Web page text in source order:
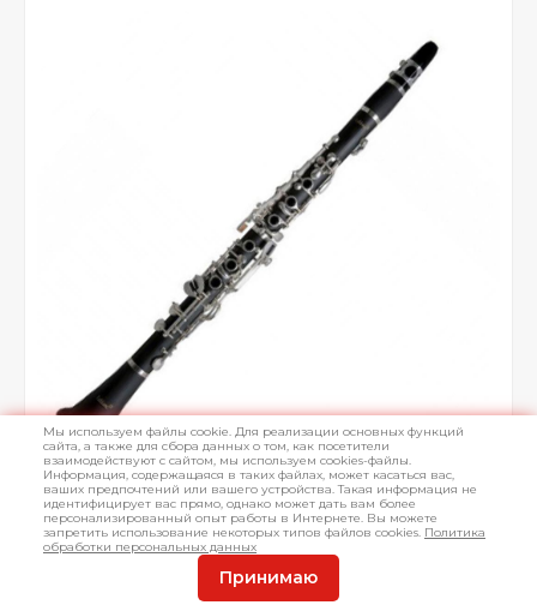
Мы используем файлы cookie. Для реализации основных функций
сайта, а также для сбора данных о том, как посетители
взаимодействуют с сайтом, мы используем cookies-файлы.
Информация, содержащаяся в таких файлах, может касаться вас,
ваших предпочтений или вашего устройства. Такая информация не
идентифицирует вас прямо, однако может дать вам более
персонализированный опыт работы в Интернете. Вы можете
запретить использование некоторых типов файлов cookies. Политика
обработки персональных данных
Принимаю